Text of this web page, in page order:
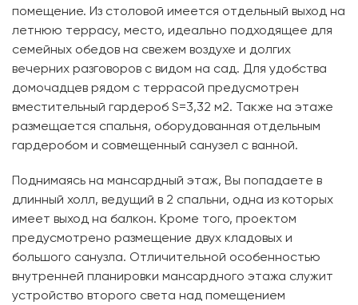
помещение. Из столовой имеется отдельный выход на
летнюю террасу, место, идеально подходящее для
семейных обедов на свежем воздухе и долгих
вечерних разговоров с видом на сад. Для удобства
домочадцев рядом с террасой предусмотрен
вместительный гардероб S=3,32 м2. Также на этаже
размещается спальня, оборудованная отдельным
гардеробом и совмещенный санузел с ванной.
Поднимаясь на мансардный этаж, Вы попадаете в
длинный холл, ведущий в 2 спальни, одна из которых
имеет выход на балкон. Кроме того, проектом
предусмотрено размещение двух кладовых и
большого санузла. Отличительной особенностью
внутренней планировки мансардного этажа служит
устройство второго света над помещением